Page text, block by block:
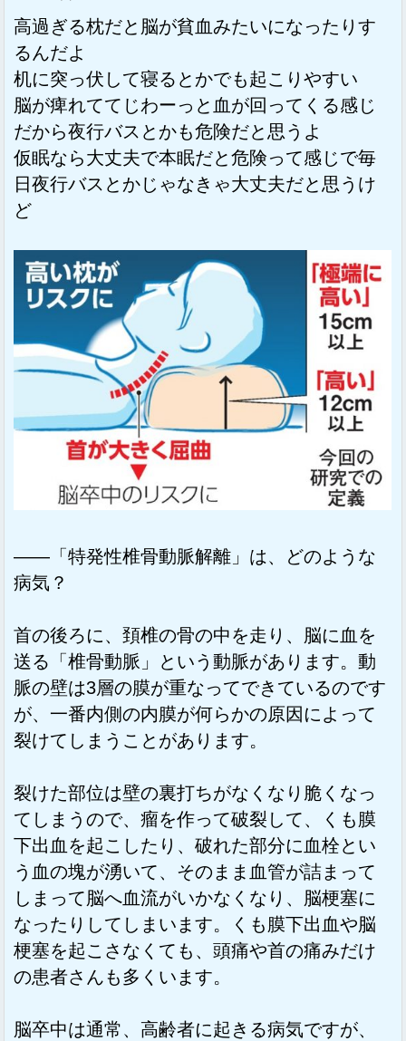
高過ぎる枕だと脳が貧血みたいになったりす
るんだよ
机に突っ伏して寝るとかでも起こりやすい
脳が痺れててじわーっと血が回ってくる感じ
だから夜行バスとかも危険だと思うよ
仮眠なら大丈夫で本眠だと危険って感じで毎
日夜行バスとかじゃなきゃ大丈夫だと思うけ
ど
――「特発性椎骨動脈解離」は、どのような
病気？
首の後ろに、頚椎の骨の中を走り、脳に血を
送る「椎骨動脈」という動脈があります。動
脈の壁は3層の膜が重なってできているのです
が、一番内側の内膜が何らかの原因によって
裂けてしまうことがあります。
裂けた部位は壁の裏打ちがなくなり脆くなっ
てしまうので、瘤を作って破裂して、くも膜
下出血を起こしたり、破れた部分に血栓とい
う血の塊が湧いて、そのまま血管が詰まって
しまって脳へ血流がいかなくなり、脳梗塞に
なったりしてしまいます。くも膜下出血や脳
梗塞を起こさなくても、頭痛や首の痛みだけ
の患者さんも多くいます。
脳卒中は通常、高齢者に起きる病気ですが、